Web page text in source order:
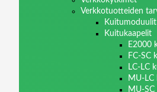
Verkkotuotteiden
Kuitumoduulit
Kuitukaapelit
E2000
FC-SC
LC-LC
MU-LC
MU-